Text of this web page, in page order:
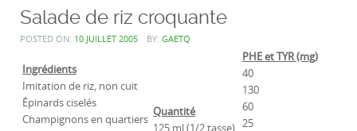
Salade de riz croquante
POSTED ON: 10 JUILLET 2005 BY: GAETQ
Ingrédients
Imitation de riz, non cuit
Épinards ciselés
Champignons en quartiers
Quantité
125 ml (1/2 tasse)
PHE et TYR (mg)
40
130
60
25